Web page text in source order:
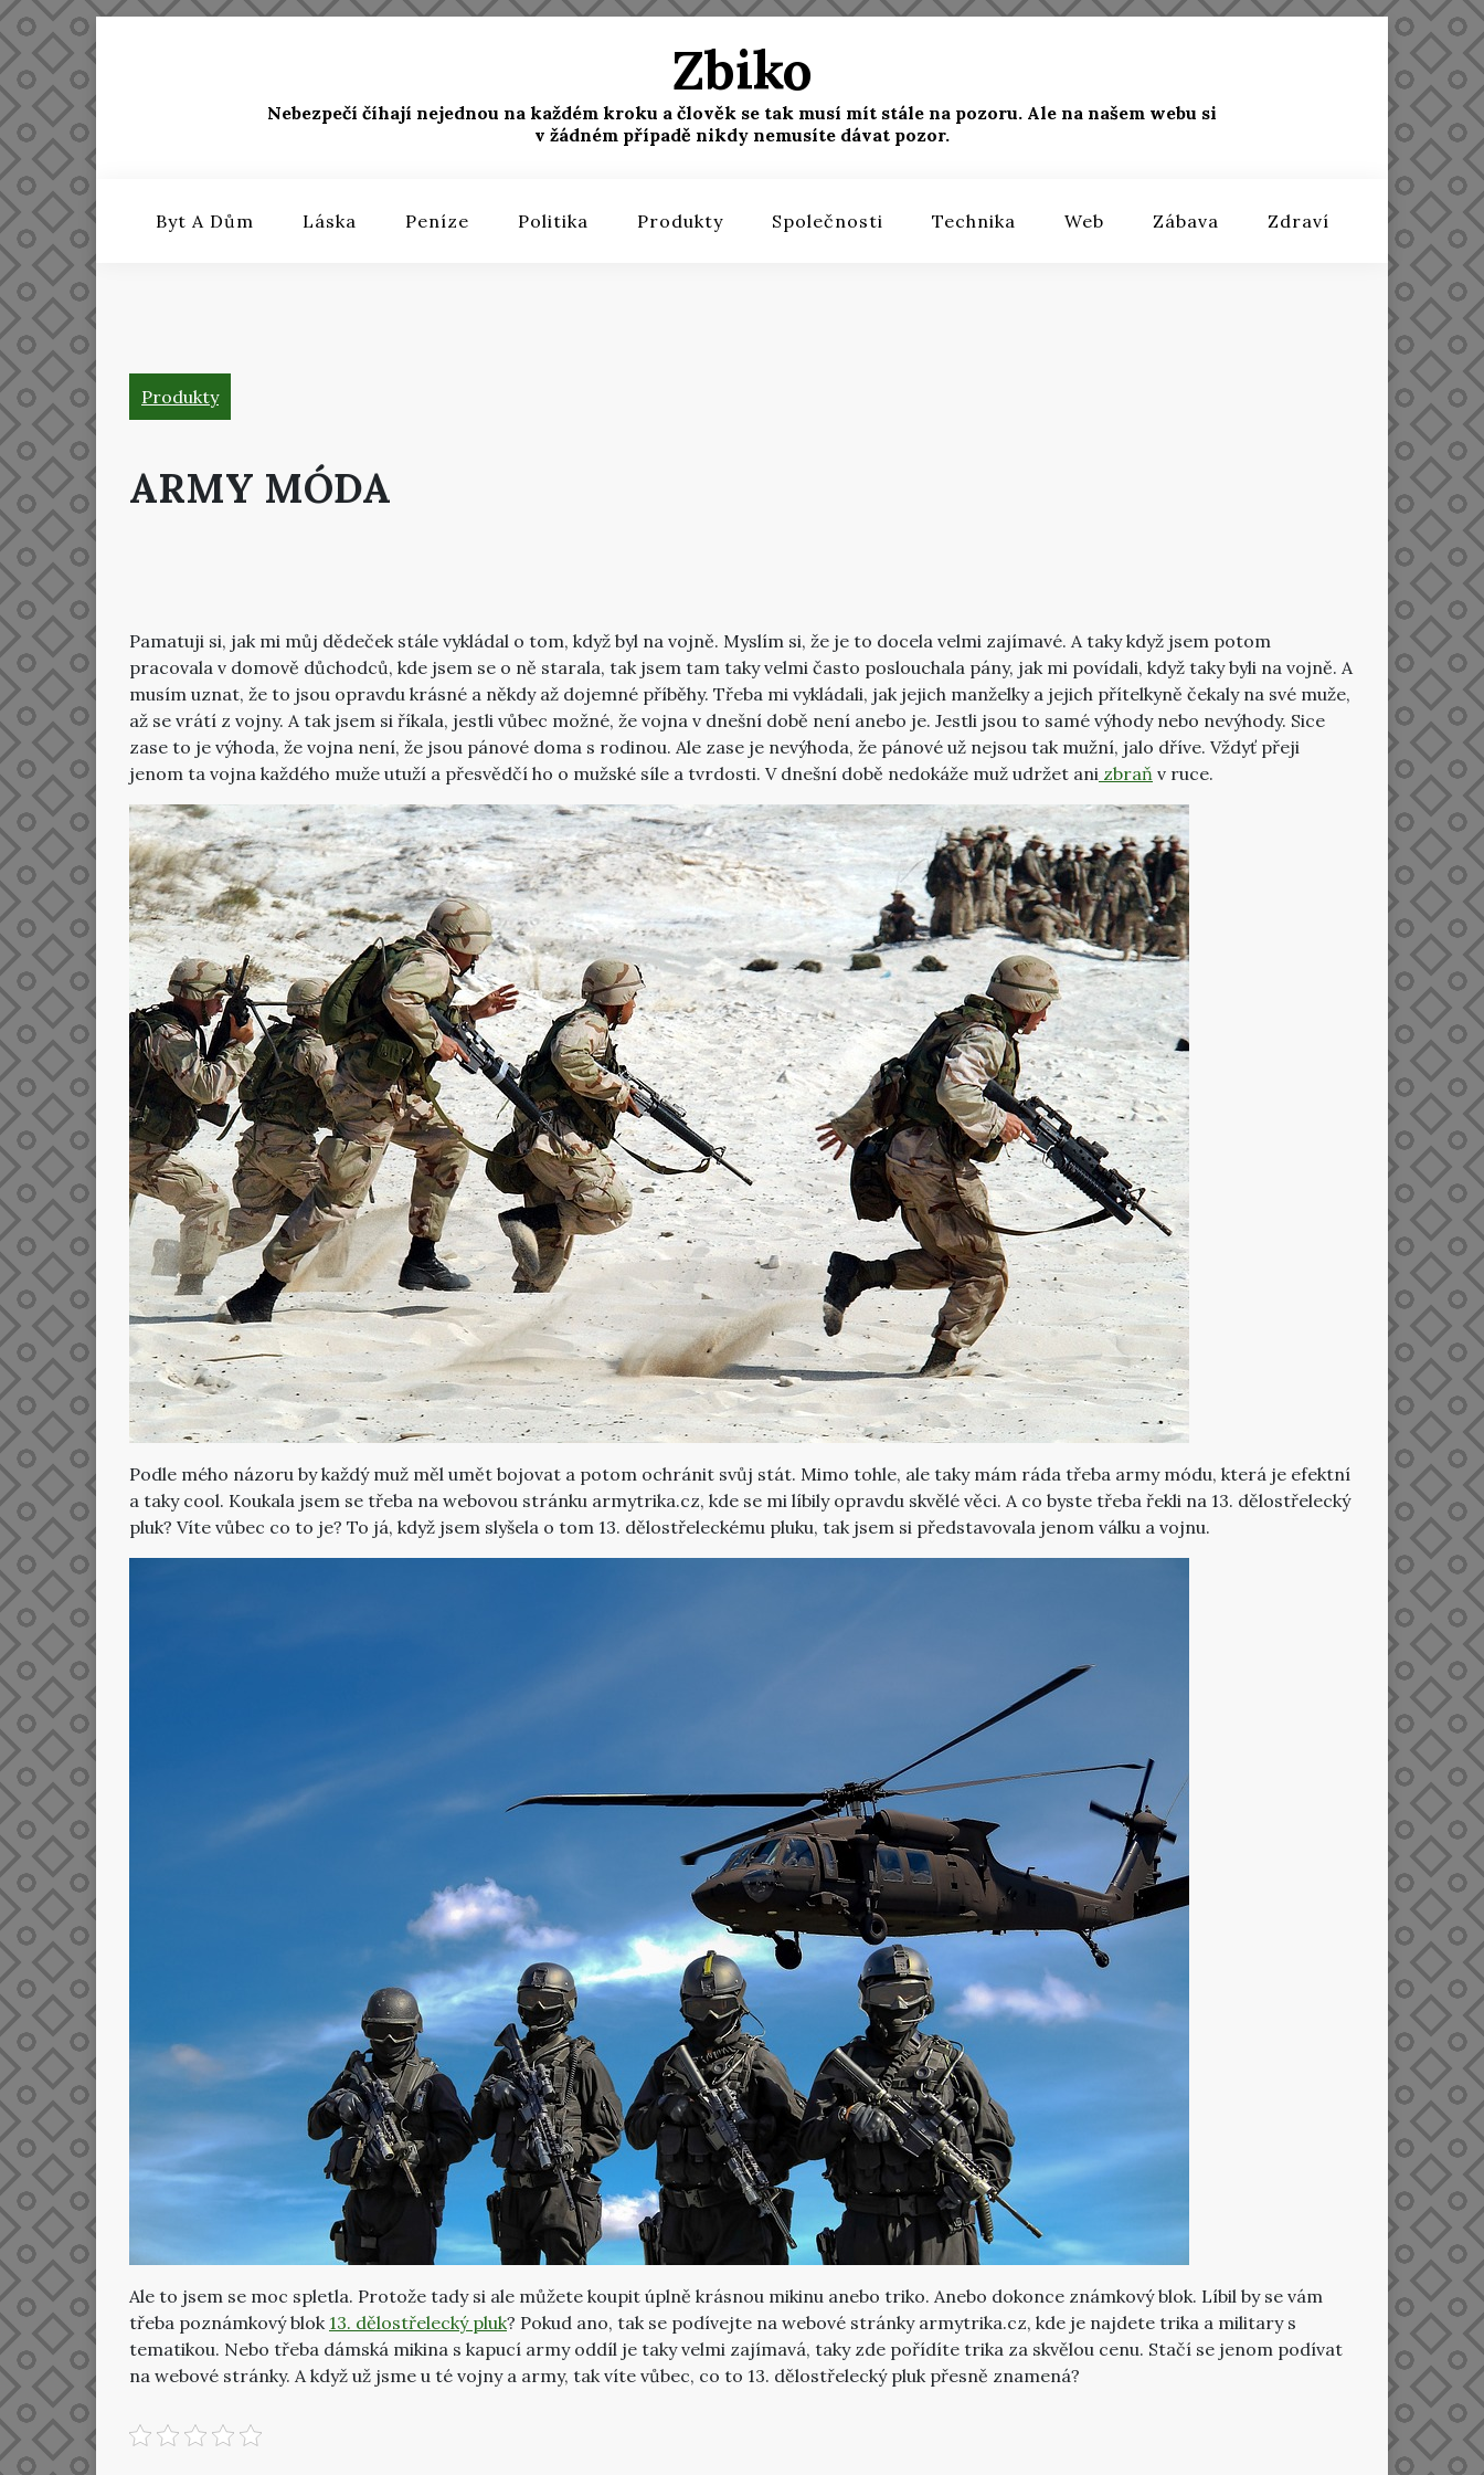
to
Zbiko
Nebezpečí číhají nejednou na každém kroku a člověk se tak musí mít stále na pozoru. Ale na našem webu si
v žádném případě nikdy nemusíte dávat pozor.
Byt A Dům Láska Peníze Politika Produkty Společnosti Technika Web Zábava Zdraví
Produkty
ARMY MÓDA
Pamatuji si, jak mi můj dědeček stále vykládal o tom, když byl na vojně. Myslím si, že je to docela velmi zajímavé. A taky když jsem potom
pracovala v domově důchodců, kde jsem se o ně starala, tak jsem tam taky velmi často poslouchala pány, jak mi povídali, když taky byli na vojně. A
musím uznat, že to jsou opravdu krásné a někdy až dojemné příběhy. Třeba mi vykládali, jak jejich manželky a jejich přítelkyně čekaly na své muže,
až se vrátí z vojny. A tak jsem si říkala, jestli vůbec možné, že vojna v dnešní době není anebo je. Jestli jsou to samé výhody nebo nevýhody. Sice
zase to je výhoda, že vojna není, že jsou pánové doma s rodinou. Ale zase je nevýhoda, že pánové už nejsou tak mužní, jalo dříve. Vždyť přeji
jenom ta vojna každého muže utuží a přesvědčí ho o mužské síle a tvrdosti. V dnešní době nedokáže muž udržet ani zbraň v ruce.
Podle mého názoru by každý muž měl umět bojovat a potom ochránit svůj stát. Mimo tohle, ale taky mám ráda třeba army módu, která je efektní
a taky cool. Koukala jsem se třeba na webovou stránku armytrika.cz, kde se mi líbily opravdu skvělé věci. A co byste třeba řekli na 13. dělostřelecký
pluk? Víte vůbec co to je? To já, když jsem slyšela o tom 13. dělostřeleckému pluku, tak jsem si představovala jenom válku a vojnu.
Ale to jsem se moc spletla. Protože tady si ale můžete koupit úplně krásnou mikinu anebo triko. Anebo dokonce známkový blok. Líbil by se vám
třeba poznámkový blok 13. dělostřelecký pluk? Pokud ano, tak se podívejte na webové stránky armytrika.cz, kde je najdete trika a military s
tematikou. Nebo třeba dámská mikina s kapucí army oddíl je taky velmi zajímavá, taky zde pořídíte trika za skvělou cenu. Stačí se jenom podívat
na webové stránky. A když už jsme u té vojny a army, tak víte vůbec, co to 13. dělostřelecký pluk přesně znamená?